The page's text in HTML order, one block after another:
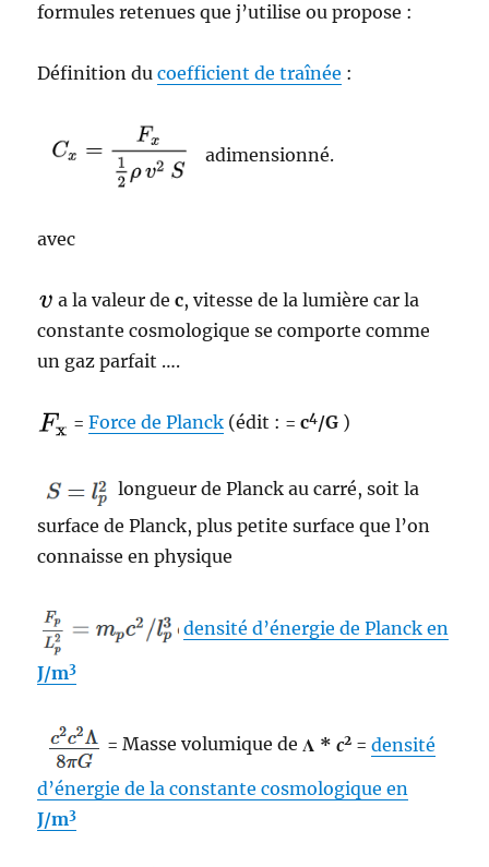
formules retenues que j’utilise ou propose :
Définition ducoefficient de traînée :
adimensionné.
avec
a la valeur dec, vitesse de la lumière car la
constante cosmologique se comporte comme
un gaz parfait ….
=Force de Planck (édit : =c4/G )
longueur de Planck au carré, soit la
surface de Planck, plus petite surface que l’on
connaisse en physique
densité d’énergie de Planck en
J/m3
= Masse volumique de Λ *c2 =densité
d’énergie de la constante cosmologique en
J/m3